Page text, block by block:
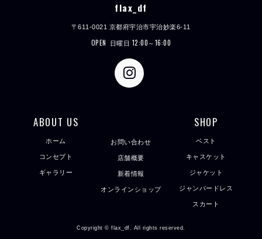
flax_df
〒611-0021 京都府宇治市宇治妙楽6-11
OPEN 日曜日 12:00～16:00
ABOUT US
ホーム
コンセプト
ギャラリー
お問い合わせ
店舗概要
新着情報
オンラインショップ
SHOP
ベスト
キャスケット
ジャケット
ジャンパードレス
スカート
Copyright © flax_df. All rights reserved.